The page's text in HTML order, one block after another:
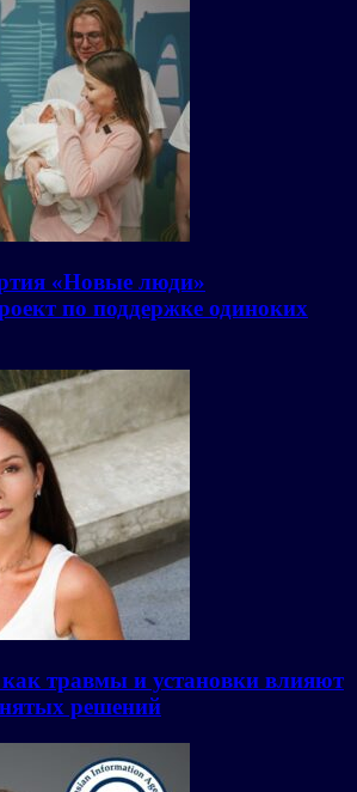
«Новые люди»
по поддержке одиноких
травмы и установки влияют
решений